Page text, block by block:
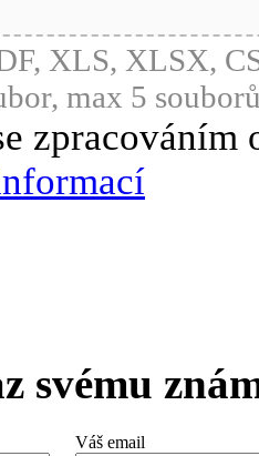
XLS, XLSX,
max 5
svému
Váš email